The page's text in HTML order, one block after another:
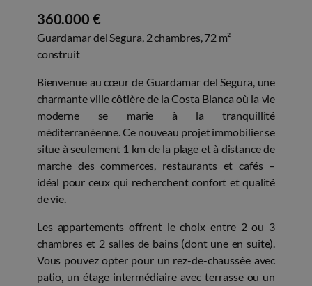
360.000 €
Guardamar del Segura, 2 chambres, 72 m²
construit
Bienvenue au cœur de Guardamar del Segura, une
charmante ville côtière de la Costa Blanca où la vie
moderne se marie à la tranquillité
méditerranéenne. Ce nouveau projet immobilier se
situe à seulement 1 km de la plage et à distance de
marche des commerces, restaurants et cafés –
idéal pour ceux qui recherchent confort et qualité
de vie.
Les appartements offrent le choix entre 2 ou 3
chambres et 2 salles de bains (dont une en suite).
Vous pouvez opter pour un rez-de-chaussée avec
patio, un étage intermédiaire avec terrasse ou un